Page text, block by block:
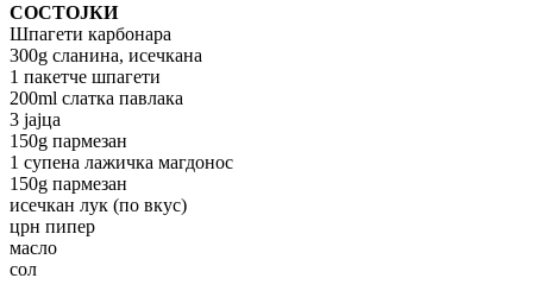
СОСТОЈКИ
Шпагети карбонара
300g сланина, исечкана
1 пакетче шпагети
200ml слатка павлака
3 јајца
150g пармезан
1 супена лажичка магдонос
150g пармезан
исечкан лук (по вкус)
црн пипер
масло
сол